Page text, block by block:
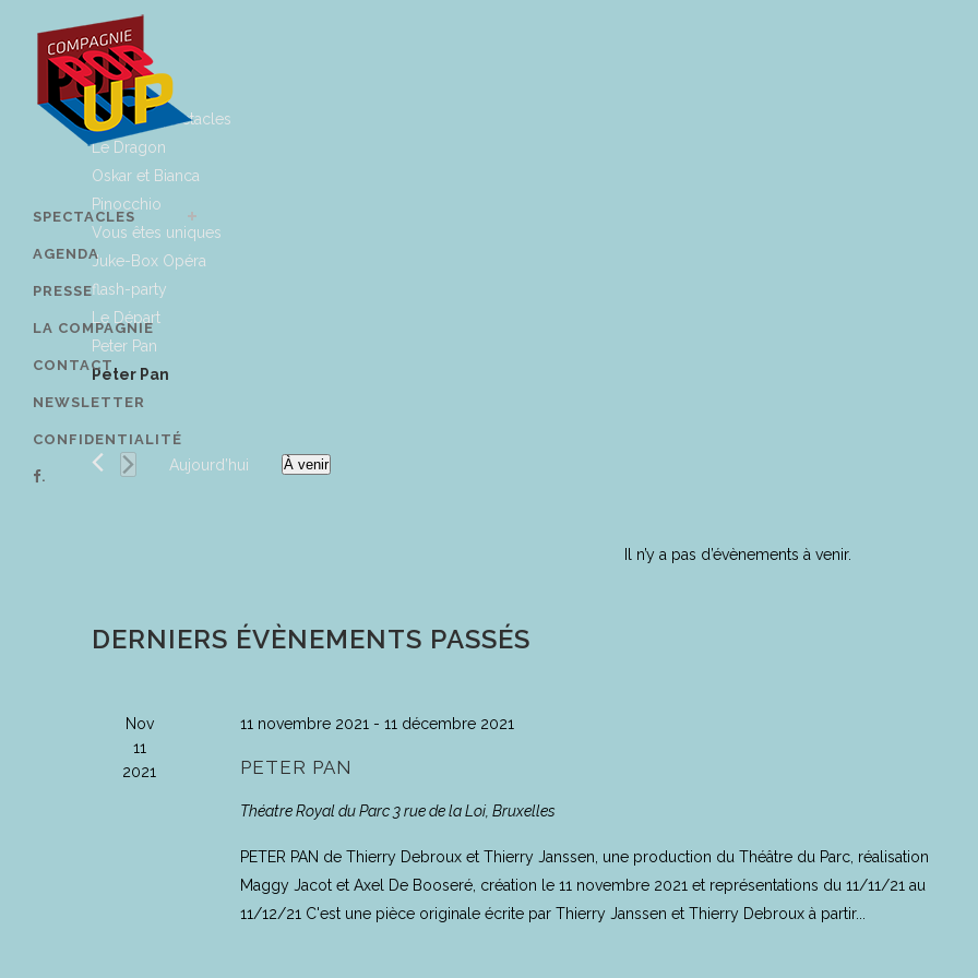
SPECTACLES
AGENDA
PRESSE
LA COMPAGNIE
CONTACT
NEWSLETTER
CONFIDENTIALITÉ
.
Tous les spectacles
Le Dragon
Oskar et Bianca
Pinocchio
Vous êtes uniques
Juke-Box Opéra
flash-party
Le Départ
Peter Pan
Peter Pan
Il n’y a pas d’évènements à venir.
Aujourd’hui À venir
DERNIERS ÉVÈNEMENTS PASSÉS
Nov
11
2021
11 novembre 2021 - 11 décembre 2021
PETER PAN
Théatre Royal du Parc 3 rue de la Loi, Bruxelles
PETER PAN de Thierry Debroux et Thierry Janssen, une production du Théâtre du Parc, réalisation
Maggy Jacot et Axel De Booseré, création le 11 novembre 2021 et représentations du 11/11/21 au
11/12/21 C'est une pièce originale écrite par Thierry Janssen et Thierry Debroux à partir...